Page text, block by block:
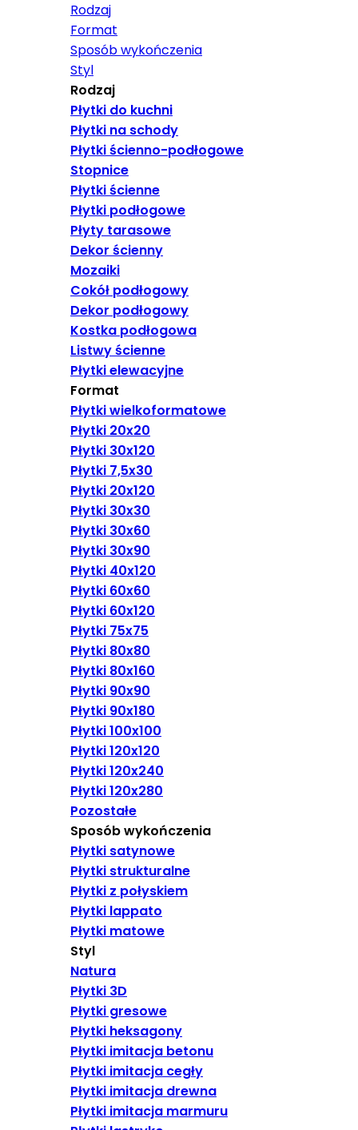
Rodzaj
Format
Sposób wykończenia
Styl
Rodzaj
Płytki do kuchni
Płytki na schody
Płytki ścienno-podłogowe
Stopnice
Płytki ścienne
Płytki podłogowe
Płyty tarasowe
Dekor ścienny
Mozaiki
Cokół podłogowy
Dekor podłogowy
Kostka podłogowa
Listwy ścienne
Płytki elewacyjne
Format
Płytki wielkoformatowe
Płytki 20x20
Płytki 30x120
Płytki 7,5x30
Płytki 20x120
Płytki 30x30
Płytki 30x60
Płytki 30x90
Płytki 40x120
Płytki 60x60
Płytki 60x120
Płytki 75x75
Płytki 80x80
Płytki 80x160
Płytki 90x90
Płytki 90x180
Płytki 100x100
Płytki 120x120
Płytki 120x240
Płytki 120x280
Pozostałe
Sposób wykończenia
Płytki satynowe
Płytki strukturalne
Płytki z połyskiem
Płytki lappato
Płytki matowe
Styl
Natura
Płytki 3D
Płytki gresowe
Płytki heksagony
Płytki imitacja betonu
Płytki imitacja cegły
Płytki imitacja drewna
Płytki imitacja marmuru